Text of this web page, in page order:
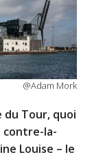
@Adam Mork
du Tour, quoi
contre-la-
Louise – le